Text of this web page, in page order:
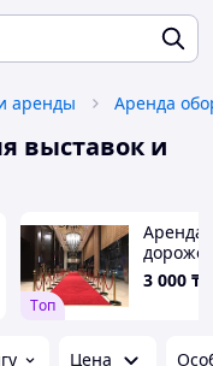
аренды
выставок и
Tоп
Аренда
3 000 ₸/
Цена